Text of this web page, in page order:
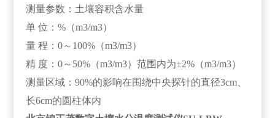
测量参数：土壤容积含水量
单 位：%（m3/m3）
量 程：0～100%（m3/m3）
精 度：0～50%（m3/m3）范围内为±2%（m3/m3）
测量区域：90%的影响在围绕中央探针的直径3cm、
长6cm的圆柱体内